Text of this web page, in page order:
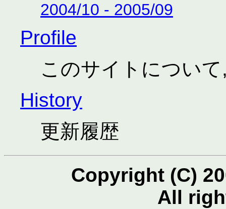
2004/10 - 2005/09
Profile
このサイトについ
History
更新履歴
Copyright (C)
All